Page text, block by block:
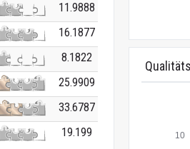
11.9888
16.1877
8.1822
25.9909
33.6787
19.199